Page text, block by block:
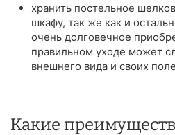
хранить постельное
шкафу, так же как и
очень долговечное
правильном уходе может
внешнего вида и своих
Какие